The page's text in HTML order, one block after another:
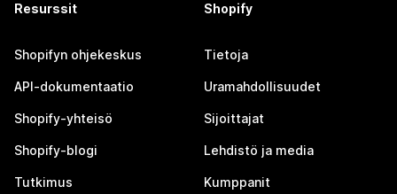
Resurssit
Shopifyn ohjekeskus
API-dokumentaatio
Shopify-yhteisö
Shopify-blogi
Tutkimus
Shopify
Tietoja
Uramahdollisuudet
Sijoittajat
Lehdistö ja media
Kumppanit